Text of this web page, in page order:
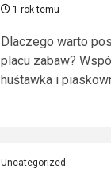
1 rok temu
Dlaczego warto
placu zabaw?
huśtawka i
Uncategorized